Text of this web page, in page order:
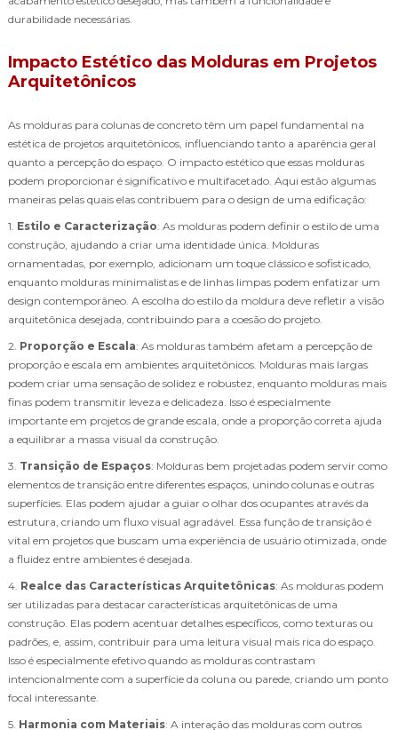
durabilidade necessárias.
Impacto Estético das Molduras em Projetos
Arquitetônicos
As molduras para colunas de concreto têm um papel fundamental na
estética de projetos arquitetônicos, influenciando tanto a aparência geral
quanto a percepção do espaço. O impacto estético que essas molduras
podem proporcionar é significativo e multifacetado. Aqui estão algumas
maneiras pelas quais elas contribuem para o design de uma edificação:
1. Estilo e Caracterização: As molduras podem definir o estilo de uma
construção, ajudando a criar uma identidade única. Molduras
ornamentadas, por exemplo, adicionam um toque clássico e sofisticado,
enquanto molduras minimalistas e de linhas limpas podem enfatizar um
design contemporâneo. A escolha do estilo da moldura deve refletir a visão
arquitetônica desejada, contribuindo para a coesão do projeto.
2. Proporção e Escala: As molduras também afetam a percepção de
proporção e escala em ambientes arquitetônicos. Molduras mais largas
podem criar uma sensação de solidez e robustez, enquanto molduras mais
finas podem transmitir leveza e delicadeza. Isso é especialmente
importante em projetos de grande escala, onde a proporção correta ajuda
a equilibrar a massa visual da construção.
3. Transição de Espaços: Molduras bem projetadas podem servir como
elementos de transição entre diferentes espaços, unindo colunas e outras
superfícies. Elas podem ajudar a guiar o olhar dos ocupantes através da
estrutura, criando um fluxo visual agradável. Essa função de transição é
vital em projetos que buscam uma experiência de usuário otimizada, onde
a fluidez entre ambientes é desejada.
4. Realce das Características Arquitetônicas: As molduras podem
ser utilizadas para destacar características arquitetônicas de uma
construção. Elas podem acentuar detalhes específicos, como texturas ou
padrões, e, assim, contribuir para uma leitura visual mais rica do espaço.
Isso é especialmente efetivo quando as molduras contrastam
intencionalmente com a superfície da coluna ou parede, criando um ponto
focal interessante.
5. Harmonia com Materiais: A interação das molduras com outros